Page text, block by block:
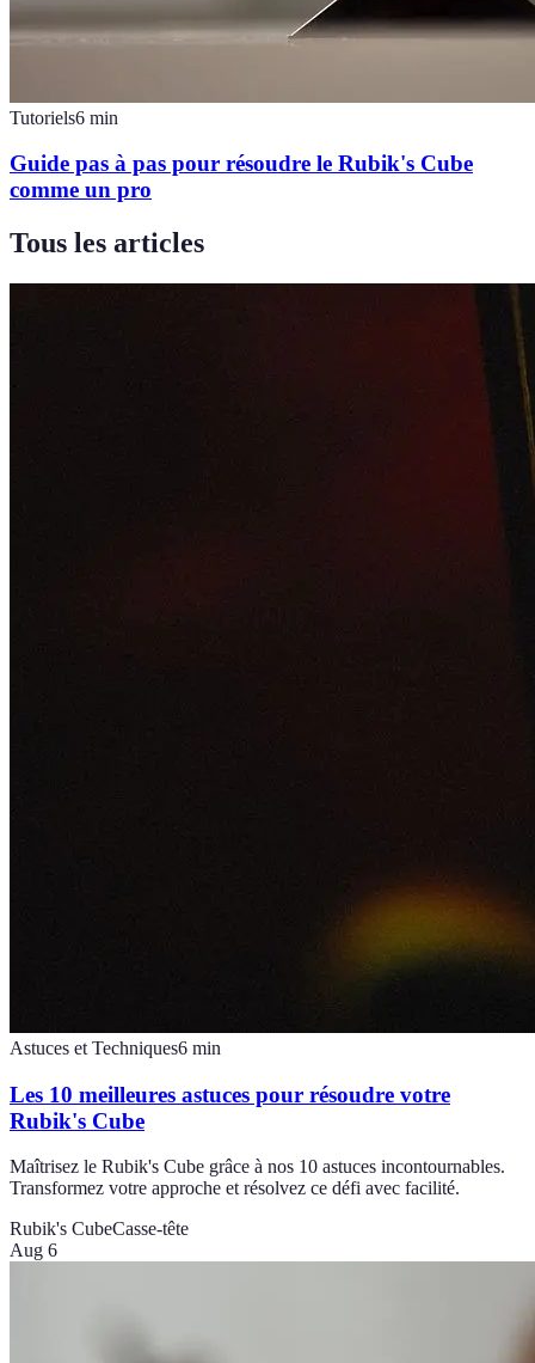
Tutoriels6 min
Guide pas à pas pour résoudre le Rubik's Cube
comme un pro
Tous les articles
Astuces et Techniques6 min
Les 10 meilleures astuces pour résoudre votre
Rubik's Cube
Maîtrisez le Rubik's Cube grâce à nos 10 astuces incontournables.
Transformez votre approche et résolvez ce défi avec facilité.
Rubik's CubeCasse-tête
Aug 6